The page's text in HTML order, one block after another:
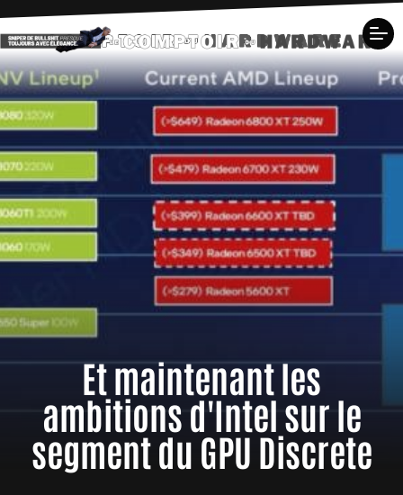
Et maintenant les
ambitions d'Intel sur le
segment du GPU Discrete